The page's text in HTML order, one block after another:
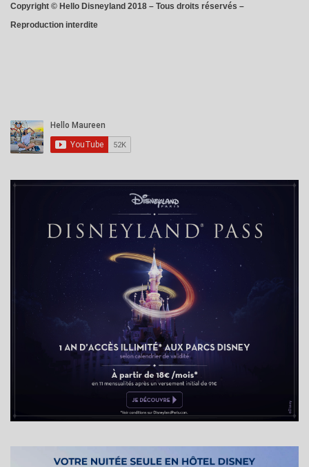
Copyright © Hello Disneyland 2018 – Tous droits réservés –
Reproduction interdite